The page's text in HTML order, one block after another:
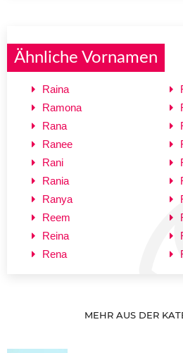
Ähnliche Vornamen
Raina
Ramona
Rana
Ranee
Rani
Rania
Ranya
Reem
Reina
Rena
MEHR AUS DER